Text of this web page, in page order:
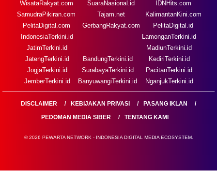
WisataRakyat.com
SamudraPikiran.com
PelitaDigital.com
SuaraNasional.id
Tajam.net
GerbangRakyat.com
IDNHits.com
KalimantanKini.com
PelitaDigital.id
IndonesiaTerkini.id
JatimTerkini.id
JatengTerkini.id
JogjaTerkini.id
JemberTerkini.id
BandungTerkini.id
SurabayaTerkini.id
BanyuwangiTerkini.id
LamonganTerkini.id
MadiunTerkini.id
KediriTerkini.id
PacitanTerkini.id
NganjukTerkini.id
DISCLAIMER KEBIJAKAN PRIVASI
PASANG IKLAN
PEDOMAN MEDIA SIBER
TENTANG KAMI
© 2026 PEWARTA NETWORK - INDONESIA DIGITAL MEDIA ECOSYSTEM.